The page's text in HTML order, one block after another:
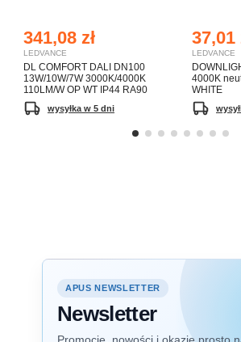
341,08 zł
LEDVANCE
DL COMFORT DALI DN100
13W/10W/7W 3000K/4000K
110LM/W OP WT IP44 RA90
wysyłka w 5 dni
37,01
LEDVANCE
4000K
WHITE
APUS NEWSLETTER
Newsletter